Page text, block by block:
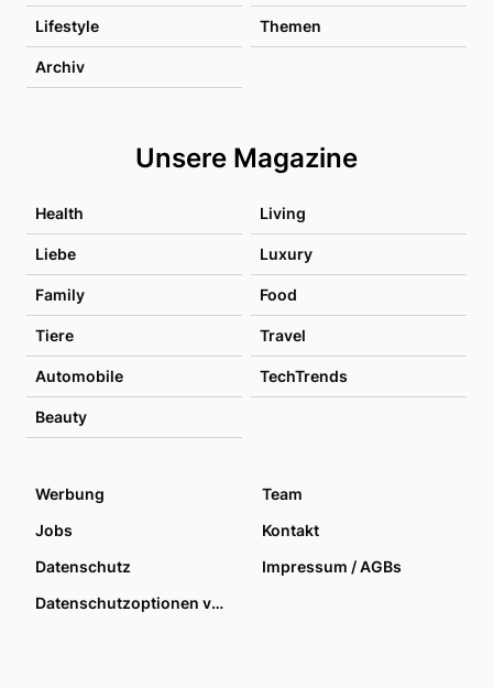
Lifestyle Themen
Archiv
Unsere Magazine
Health Living
Liebe Luxury
Family Food
Tiere Travel
Automobile TechTrends
Beauty
Werbung
Team
Jobs
Kontakt
Datenschutz
Impressum / AGBs
Datenschutzoptionen verwalten